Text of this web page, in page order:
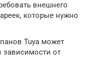
внешнего
которые нужно
Tuya может
зависимости от